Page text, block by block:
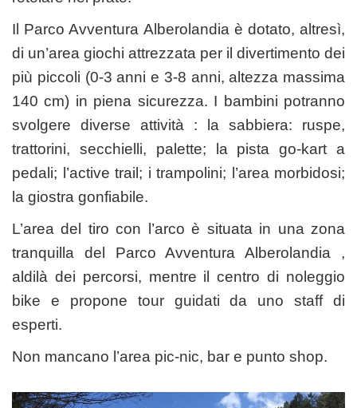
Il Parco Avventura Alberolandia è dotato, altresì,
di un’area giochi attrezzata per il divertimento dei
più piccoli (0-3 anni e 3-8 anni, altezza massima
140 cm) in piena sicurezza. I bambini potranno
svolgere diverse attività : la sabbiera: ruspe,
trattorini, secchielli, palette; la pista go-kart a
pedali; l’active trail; i trampolini; l’area morbidosi;
la giostra gonfiabile.
L’area del tiro con l’arco è situata in una zona
tranquilla del Parco Avventura Alberolandia ,
aldilà dei percorsi, mentre il centro di noleggio
bike e propone tour guidati da uno staff di
esperti.
Non mancano l’area pic-nic, bar e punto shop.